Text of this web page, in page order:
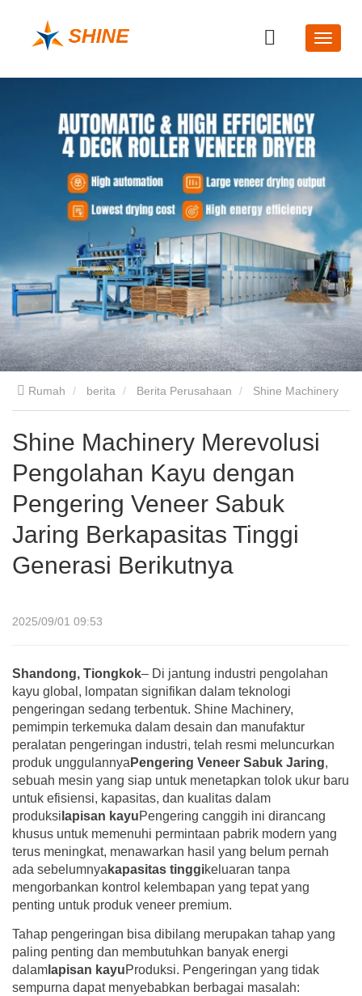
Rumah berita Berita Perusahaan
Jaring Berkapasitas Tinggi Generasi Berikutnya
Shine Machinery Merevolusi
Pengolahan Kayu dengan
Pengering Veneer Sabuk
Jaring Berkapasitas Tinggi
Generasi Berikutnya
2025/09/01 09:53
Shandong, Tiongkok– Di jantung industri pengolahan
kayu global, lompatan signifikan dalam teknologi
pengeringan sedang terbentuk. Shine Machinery,
pemimpin terkemuka dalam desain dan manufaktur
peralatan pengeringan industri, telah resmi meluncurkan
produk unggulannya Pengering Veneer Sabuk Jaring,
sebuah mesin yang siap untuk menetapkan tolok ukur baru
untuk efisiensi, kapasitas, dan kualitas dalam
produksi lapisan kayuPengering canggih ini dirancang
khusus untuk memenuhi permintaan pabrik modern yang
terus meningkat, menawarkan hasil yang belum pernah
ada sebelumnya kapasitas tinggikeluaran tanpa
mengorbankan kontrol kelembapan yang tepat yang
penting untuk produk veneer premium.
Tahap pengeringan bisa dibilang merupakan tahap yang
paling penting dan membutuhkan banyak energi
dalam lapisan kayuProduksi. Pengeringan yang tidak
sempurna dapat menyebabkan berbagai masalah: